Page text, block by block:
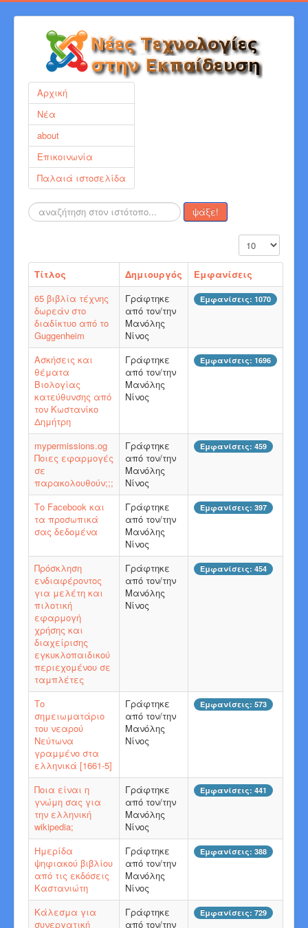
Αρχική
Νέα
about
Επικοινωνία
Παλαιά ιστοσελίδα
Αναζήτηση... ψάξε!
Εμφάνιση #
Τίτλος Δημιουργός
Εμφανίσεις
65 βιβλία τέχνης
δωρεάν στο
διαδίκτυο από το
Guggenheim
Γράφτηκε
από τον/την
Μανόλης
Νίνος
Εμφανίσεις: 1070
Ασκήσεις και
θέματα
Βιολογίας
κατεύθυνσης από
τον Κωστανίκο
Δημήτρη
Γράφτηκε
από τον/την
Μανόλης
Νίνος
Εμφανίσεις: 1696
mypermissions.og
Ποιες εφαρμογές
σε
παρακολουθούν;;;
Γράφτηκε
από τον/την
Μανόλης
Νίνος
Εμφανίσεις: 459
Το Facebook και
τα προσωπικά
σας δεδομένα
Γράφτηκε
από τον/την
Μανόλης
Νίνος
Εμφανίσεις: 397
Πρόσκληση
ενδιαφέροντος
για μελέτη και
πιλοτική
εφαρμογή
χρήσης και
διαχείρισης
εγκυκλοπαιδικού
περιεχομένου σε
ταμπλέτες
Γράφτηκε
από τον/την
Μανόλης
Νίνος
Εμφανίσεις: 454
Το
σημειωματάριο
του νεαρού
Νεύτωνα
γραμμένο στα
ελληνικά [1661-5]
Γράφτηκε
από τον/την
Μανόλης
Νίνος
Εμφανίσεις: 573
Ποια είναι η
γνώμη σας για
την ελληνική
wikipedia;
Γράφτηκε
από τον/την
Μανόλης
Νίνος
Εμφανίσεις: 441
Ημερίδα
ψηφιακού βιβλίου
από τις εκδόσεις
Καστανιώτη
Γράφτηκε
από τον/την
Μανόλης
Νίνος
Εμφανίσεις: 388
Κάλεσμα για
συνεργατική
Γράφτηκε
από τον/την
Εμφανίσεις: 729